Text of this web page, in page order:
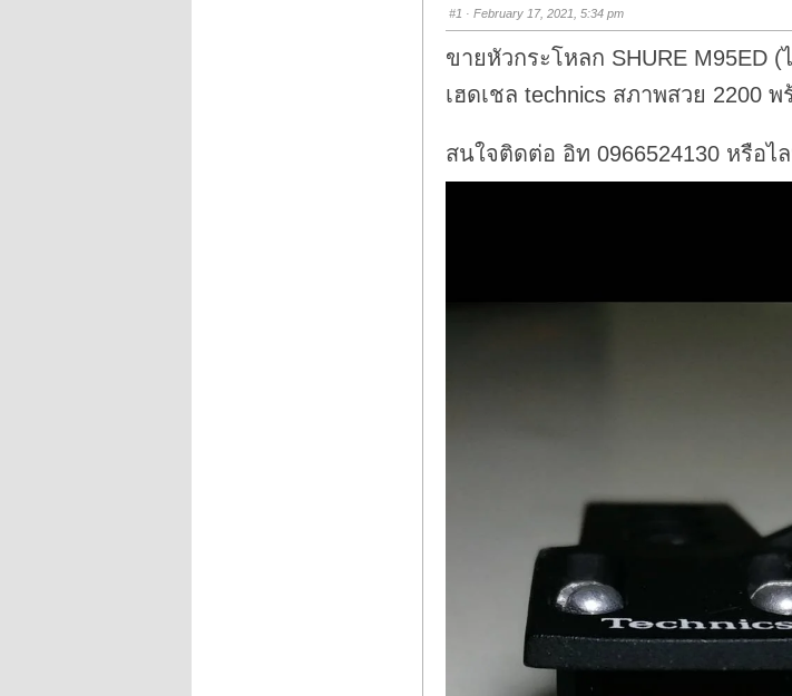
#1 · February 17, 2021, 5:34 pm
ขายหัวกระโหลก SHURE M95ED
เฮดเชล technics สภาพสวย 2200 พ
สนใจติดต่อ อิท 0966524130 หรือไ